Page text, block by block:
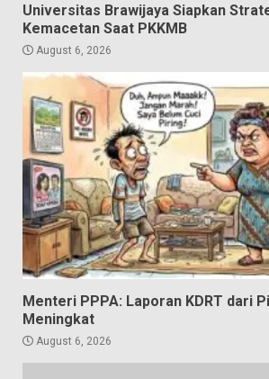
Universitas Brawijaya Siapkan
Kemacetan Saat PKKMB
August 6, 2026
Menteri PPPA: Laporan KDRT dari
Meningkat
August 6, 2026